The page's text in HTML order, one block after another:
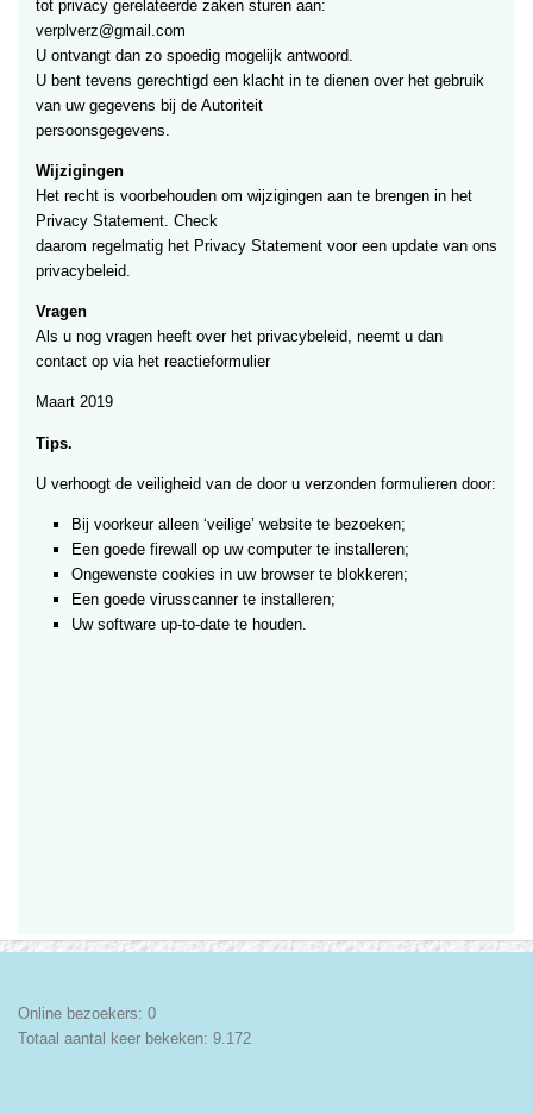
tot privacy gerelateerde zaken sturen aan:
verplverz@gmail.com
U ontvangt dan zo spoedig mogelijk antwoord.
U bent tevens gerechtigd een klacht in te dienen over het gebruik
van uw gegevens bij de Autoriteit
persoonsgegevens.
Wijzigingen
Het recht is voorbehouden om wijzigingen aan te brengen in het
Privacy Statement. Check
daarom regelmatig het Privacy Statement voor een update van ons
privacybeleid.
Vragen
Als u nog vragen heeft over het privacybeleid, neemt u dan
contact op via het reactieformulier
Maart 2019
Tips.
U verhoogt de veiligheid van de door u verzonden formulieren door:
Bij voorkeur alleen ‘veilige’ website te bezoeken;
Een goede firewall op uw computer te installeren;
Ongewenste cookies in uw browser te blokkeren;
Een goede virusscanner te installeren;
Uw software up-to-date te houden.
Online bezoekers: 0
Totaal aantal keer bekeken: 9.172